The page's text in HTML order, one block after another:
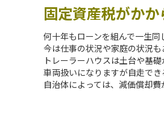
固定資産税がかか
何十年もローンを組んで一生同
今は仕事の状況や家庭の状況
トレーラーハウスは土台や基
車両扱いになりますが自走で
自治体によっては、減価償却